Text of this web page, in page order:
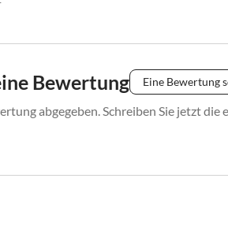
Bewertung Eine Bewertung
abgegeben. Schreiben Sie jetzt die